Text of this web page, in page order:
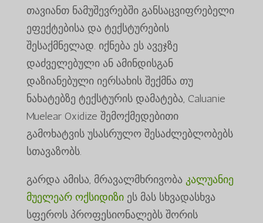
თავიანთ ნამუშევრებში განსაცვიფრებელი
ეფექტებისა და ტექსტურების
შესაქმნელად. იქნება ეს ავეჯზე
დაძველებული ან ამინდისგან
დაზიანებული იერსახის შექმნა თუ
ნახატებზე ტექსტურის დამატება, Caluanie
Muelear Oxidize შემოქმედებითი
გამოხატვის უსასრულო შესაძლებლობებს
სთავაზობს.
გარდა ამისა, მრავალმხრივობა კალუანიე
მუელეარ ოქსიდიზიეს მას სხვადასხვა
სფეროს პროფესიონალებს შორის